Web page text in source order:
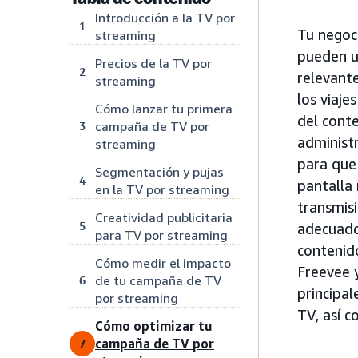
1
Introducción a la TV por
streaming
2
Precios de la TV por
streaming
3
Cómo lanzar tu primera
campaña de TV por
streaming
4
Segmentación y pujas
en la TV por streaming
5
Creatividad publicitaria
para TV por streaming
6
Cómo medir el impacto
de tu campaña de TV
por streaming
7
Cómo optimizar tu
campaña de TV por
Tu
pueden
los
del
para
pantalla
Freevee
TV, así